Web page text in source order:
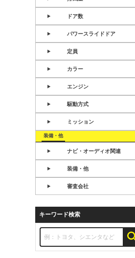
ドア数
パワースライドドア
定員
カラー
エンジン
駆動方式
ミッション
装備・他
ナビ・オーディオ関連
装備・他
審査会社
キーワード検索